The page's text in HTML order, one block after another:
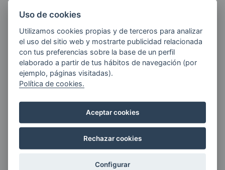
CARMINA BURANA - CARL ORFF (ORFEÓN
DONOSTIARRA | ORQUESTA FILARMÓNICA DE
MÁLAGA)
I FORTUNA IMPERATRIX MUNDI
Fortune plango vulnera
Veris leta facies
Uso de cookies
Utilizamos cookies propias y de terceros para analizar
el uso del sitio web y mostrarte publicidad relacionada
con tus preferencias sobre la base de un perfil
elaborado a partir de tus hábitos de navegación (por
ejemplo, páginas visitadas).
Política de cookies.
Aceptar cookies
Rechazar cookies
Configurar